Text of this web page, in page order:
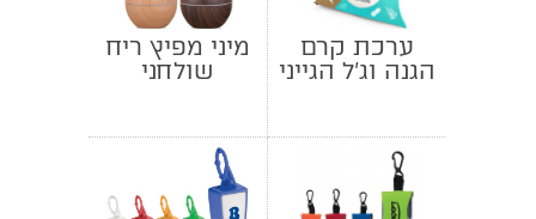
ערכת קרם
הגנה וג'ל הגייני
מיני מפיץ ריח
שולחני